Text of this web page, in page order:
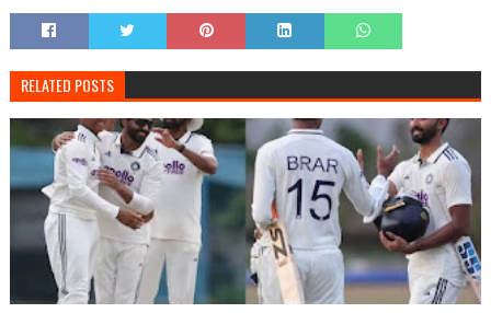
RELATED POSTS